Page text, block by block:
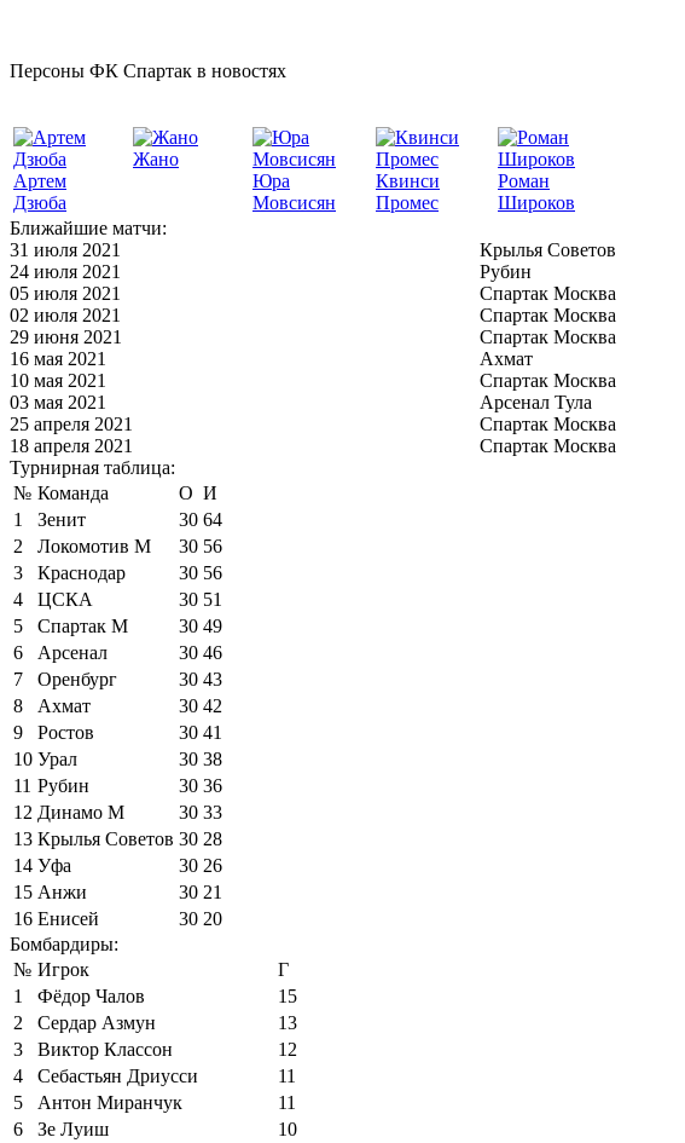
Персоны ФК Спартак в новостях
Артем
Дзюба
Жано
Юра
Мовсисян
Квинси
Промес
Роман
Широков
Ближайшие матчи:
31 июля 2021
Крылья Советов
24 июля 2021
Рубин
05 июля 2021
Спартак Москва
02 июля 2021
Спартак Москва
29 июня 2021
Спартак Москва
16 мая 2021
Ахмат
10 мая 2021
Спартак Москва
03 мая 2021
Арсенал Тула
25 апреля 2021
Спартак Москва
18 апреля 2021
Спартак Москва
Турнирная таблица:
№ Команда О И
1
Зенит 30 64
2
Локомотив М 30 56
3
Краснодар 30 56
4
ЦСКА 30 51
5
Спартак М 30 49
6
Арсенал 30 46
7
Оренбург 30 43
8
Ахмат 30 42
9
Ростов 30 41
10 Урал 30 38
11 Рубин 30 36
12 Динамо М 30 33
13 Крылья Советов 30 28
14 Уфа 30 26
15 Анжи 30 21
16 Енисей 30 20
Бомбардиры:
№ Игрок
Г
1
Фёдор Чалов
15
2
Сердар Азмун
13
3
Виктор Классон
12
4
Себастьян Дриусси
11
5
Антон Миранчук
11
6
Зе Луиш
10